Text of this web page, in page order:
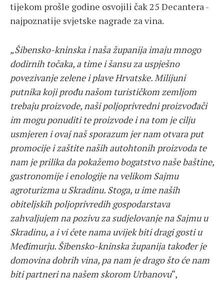
tijekom prošle godine osvojili čak 25 Decantera -
najpoznatije svjetske nagrade za vina.
„Šibensko-kninska i naša županija imaju mnogo
dodirnih točaka, a time i šansu za uspješno
povezivanje zelene i plave Hrvatske. Milijuni
putnika koji prođu našom turističkom zemljom
trebaju proizvode, naši poljoprivredni proizvođači
im mogu ponuditi te proizvode i na tom je cilju
usmjeren i ovaj naš sporazum jer nam otvara put
promocije i zaštite naših autohtonih proizvoda te
nam je prilika da pokažemo bogatstvo naše baštine,
gastronomije i enologije na velikom Sajmu
agroturizma u Skradinu. Stoga, u ime naših
obiteljskih poljoprivredih gospodarstava
zahvaljujem na pozivu za sudjelovanje na Sajmu u
Skradinu, a i vi ćete nama uvijek biti dragi gosti u
Međimurju. Šibensko-kninska županija također je
domovina dobrih vina, pa nam je drago što će nam
biti partneri na našem skorom Urbanovu“,